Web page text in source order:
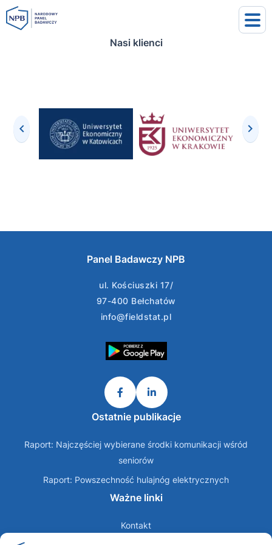
Nasi klienci
Panel Badawczy NPB
ul. Kościuszki 17/
97-400 Bełchatów
info@fieldstat.pl
Ostatnie publikacje
Raport: Najczęściej wybierane środki komunikacji wśród
seniorów
Raport: Powszechność hulajnóg elektrycznych
Ważne linki
Kontakt